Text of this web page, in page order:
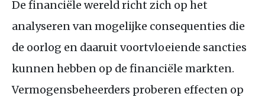
De financiële wereld richt zich op het
analyseren van mogelijke consequenties die
de oorlog en daaruit voortvloeiende sancties
kunnen hebben op de financiële markten.
Vermogensbeheerders proberen effecten op